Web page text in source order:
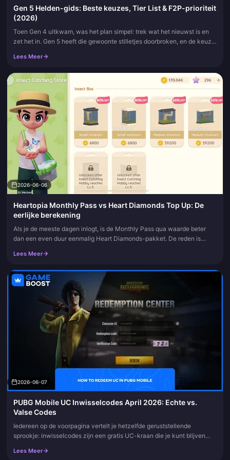
Gen 5 Helden-gids: Beste keuzes, Tier List & F2P-prioriteit
(2026)
Toen Gen 4 uitkwam, was het plan simpel: trek wat het nieuwst is en
zet het in. Gen 5 heeft die gewoonte stilletjes doorbroken, en de keuze
Lees Meer
2026-06-06
Heartopia Monthly Pass vs Heart Diamonds Top Up: De
eerlijke berekening
Als je de meeste dagen inlogt, is de Monthly Pass qua waarde beter
dan een even duur eenmalig Heart Diamonds-pakket. De reden is
met...
Lees Meer
2026-06-07
PUBG Mobile UC Inwisselcodes April 2026: Echte vs.
Valse Codes
Iedereen op de voorpagina vertelt je hetzelfde geruststellende
sprookje: inwisselcodes zijn een gratis UC-kraan die je kunt blijven
Lees Meer